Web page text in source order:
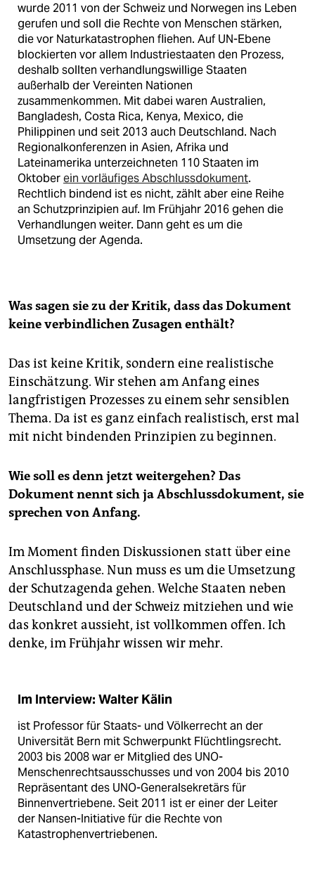
wurde 2011 von der Schweiz und Norwegen ins Leben
gerufen und soll die Rechte von Menschen stärken,
die vor Naturkatastrophen fliehen. Auf UN-Ebene
blockierten vor allem Industriestaaten den Prozess,
deshalb sollten verhandlungswillige Staaten
außerhalb der Vereinten Nationen
zusammenkommen. Mit dabei waren Australien,
Bangladesh, Costa Rica, Kenya, Mexico, die
Philippinen und seit 2013 auch Deutschland. Nach
Regionalkonferenzen in Asien, Afrika und
Lateinamerika unterzeichneten 110 Staaten im
Oktoberein vorläufiges Abschlussdokument.
Rechtlich bindend ist es nicht, zählt aber eine Reihe
an Schutzprinzipien auf. Im Frühjahr 2016 gehen die
Verhandlungen weiter. Dann geht es um die
Umsetzung der Agenda.
Was sagen sie zu der Kritik, dass das Dokument
keine verbindlichen Zusagen enthält?
Das ist keine Kritik, sondern eine realistische
Einschätzung. Wir stehen am Anfang eines
langfristigen Prozesses zu einem sehr sensiblen
Thema. Da ist es ganz einfach realistisch, erst mal
mit nicht bindenden Prinzipien zu beginnen.
Wie soll es denn jetzt weitergehen? Das
Dokument nennt sich ja Abschlussdokument, sie
sprechen von Anfang.
Im Moment finden Diskussionen statt über eine
Anschlussphase. Nun muss es um die Umsetzung
der Schutzagenda gehen. Welche Staaten neben
Deutschland und der Schweiz mitziehen und wie
das konkret aussieht, ist vollkommen offen. Ich
denke, im Frühjahr wissen wir mehr.
Im Interview: Walter Kälin
ist Professor für Staats- und Völkerrecht an der
Universität Bern mit Schwerpunkt Flüchtlingsrecht.
2003 bis 2008 war er Mitglied des UNO-
Menschenrechtsausschusses und von 2004 bis 2010
Repräsentant des UNO-Generalsekretärs für
Binnenvertriebene. Seit 2011 ist er einer der Leiter
der Nansen-Initiative für die Rechte von
Katastrophenvertriebenen.